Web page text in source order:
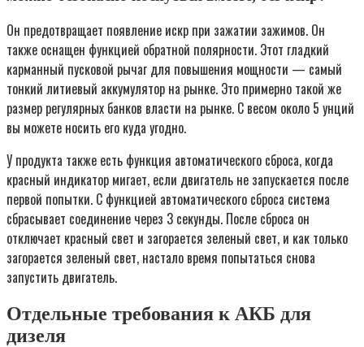
Он предотвращает появление искр при зажатии зажимов. Он
также оснащен функцией обратной полярности. Этот гладкий
карманный пусковой рычаг для повышения мощности — самый
тонкий литиевый аккумулятор на рынке. Это примерно такой же
размер регулярных банков власти на рынке. С весом около 5 унций
вы можете носить его куда угодно.
У продукта также есть функция автоматического сброса, когда
красный индикатор мигает, если двигатель не запускается после
первой попытки. С функцией автоматического сброса система
сбрасывает соединение через 3 секунды. После сброса он
отключает красный свет и загорается зеленый свет, и как только
загорается зеленый свет, настало время попытаться снова
запустить двигатель.
Отдельные требования к АКБ для
дизеля